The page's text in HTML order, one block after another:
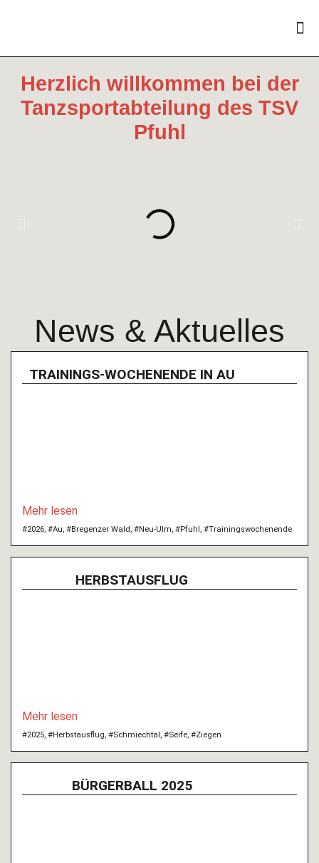
Herzlich willkommen bei der
Tanzsportabteilung des TSV
Pfuhl
News & Aktuelles
TRAININGS-WOCHENENDE IN AU
Mehr lesen
#2026 #Au #Bregenzer Wald #Neu-Ulm #Pfuhl #Trainingswochenende
HERBSTAUSFLUG
Mehr lesen
#2025 #Herbstausflug #Schmiechtal #Seife #Ziegen
BÜRGERBALL 2025